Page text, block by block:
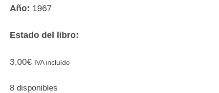
Año: 1967
Estado del libro:
3,00€ IVA incluído
8 disponibles